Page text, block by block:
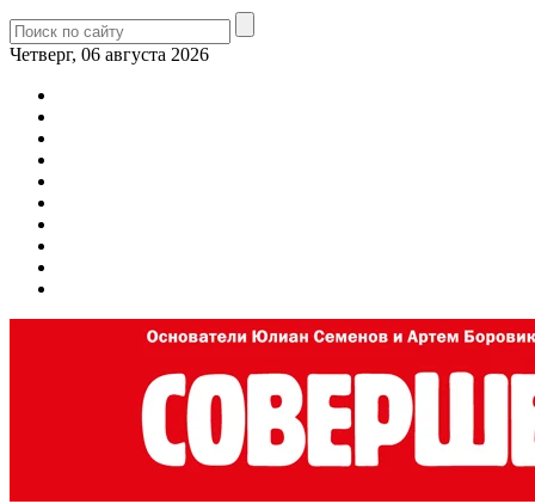
Четверг, 06 августа 2026